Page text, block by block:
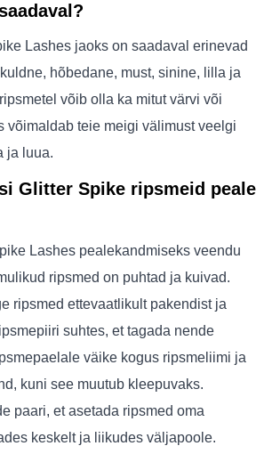
Lashes jaoks on saadaval erinevad
hõbedane, must, sinine, lilla ja
võib olla ka mitut värvi või
võimaldab teie meigi välimust veelgi
ja luua.
Glitter Spike ripsmeid peale
Lashes pealekandmiseks veendu
ripsmed on puhtad ja kuivad.
ripsmed ettevaatlikult pakendist ja
suhtes, et tagada nende
väike kogus ripsmeliimi ja
kuni see muutub kleepuvaks.
paari, et asetada ripsmed oma
keskelt ja liikudes väljapoole.